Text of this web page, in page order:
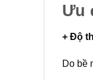
Ưu
+ Độ
Do bề